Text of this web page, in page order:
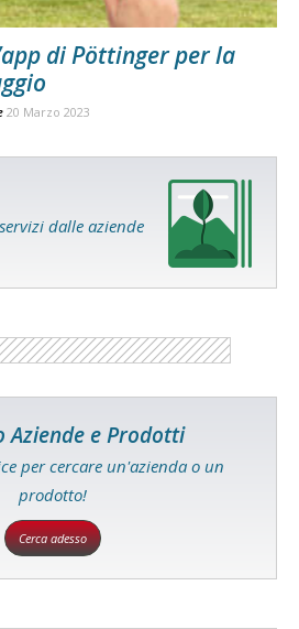
di Pöttinger per la
20 Marzo 2023
dalle aziende
Aziende e Prodotti
per cercare un'azienda o un
prodotto!
Cerca adesso